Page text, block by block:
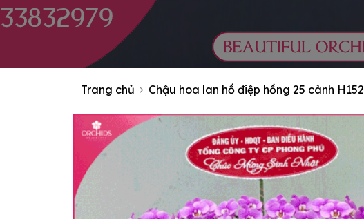
Trang chủ Chậu hoa lan hồ điệp hồng 25 cành H152